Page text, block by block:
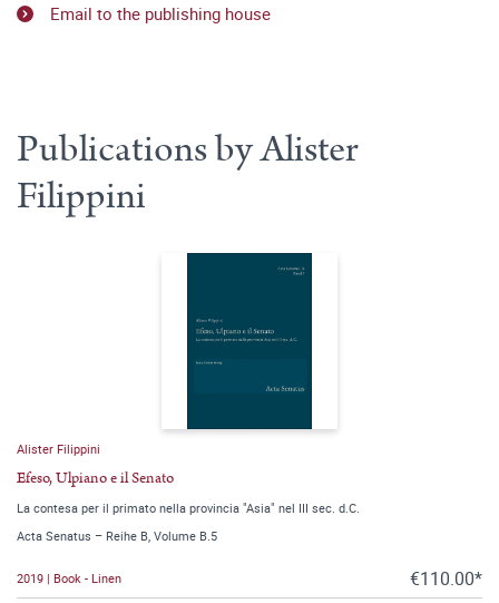
Email to the publishing house
Publications by Alister
Filippini
Alister Filippini
Efeso, Ulpiano e il Senato
La contesa per il primato nella provincia "Asia" nel III sec. d.C.
Acta Senatus – Reihe B, Volume B.5
2019 | Book - Linen €110.00*